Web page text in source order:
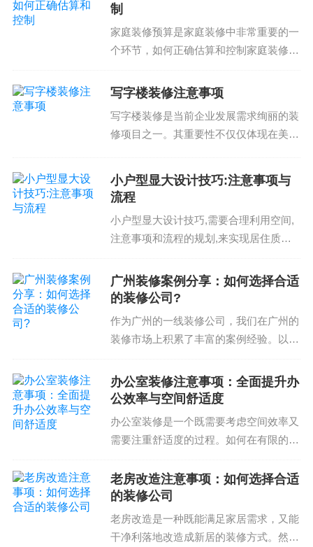
的变化。最终需要根据您的需求选择合适的造型设
计。另外，背景墙的造型设计还需要考虑到边缘处
理和装饰效果。例如，可以选择木条或者石板作为
装饰效果。最终需要根据您的需求选择合适的造型
设计和装饰效果。
客厅背景墙的施工需要遵守一些细节，如角部处
理、异常处修补、防水防潮等。例如，将背景墙与
墙面连接处需要加强粘结力，避免脱落；背景墙的
需要注意防水防潮处理，避免漏水。这些细节需要
在施工过程中特别注意，避免质量问题。最终需要
根据您的需求选择合适的施工工艺和质量保证。
客厅背景墙的设计和施工需要根据您的需求选择合
人需求和空间布局的最佳解决方案。找专业的设计
师和施工队伍可以让您的背景墙成为客厅的重要装
饰风格。因此，选择合适的设计师和施工队伍是非
巧，来了解更多关于家庭装修的知识和经验。
如果您需要更专业的装修服务或者空间设计建议，
可以联系我们，我们的专业团队将为您提供专业的
制
家庭装修预算是家庭装修中非常重要的一
个环节，如何正确估算和控制家庭装修预
重要。那么，如何正确估算和控制家庭装
庭装修预算估算是家庭...
写字楼装修注意事项
写字楼装修是当前企业发展需求绚丽的装
修项目之一。其重要性不仅仅体现在美观
楼装修也有很多注意事项，以免出现质量
问题 atau 资金...
小户型显大设计技巧:注意事项与
流程
小户型显大设计技巧,需要合理利用空间,
注意事项和流程的规划,来实现居住质量
需要了解小户型的特点,小户型通常面积
较小,装修空间有限,如何利用好这些空间,
广州装修案例分享：如何选择合适
的装修公司?
作为广州的一线装修公司，我们在广州的
装修市场上积累了丰富的案例经验。以下
阅读以下案例了解如何选择合适的装修公
司，避免后期纠纷，选择合适的装修公
办公室装修注意事项：全面提升办
公效率与空间舒适度
办公室装修是一个既需要考虑空间效率又
需要注重舒适度的过程。如何在有限的空
适的装修公司和材料等问题，都是办公室
装修注意事项中需要重点关注的问题。如
何选择合适的装修公司...
老房改造注意事项：如何选择合适
的装修公司
老房改造是一种既能满足家居需求，又能
干净利落地改造成新居的装修方式。然